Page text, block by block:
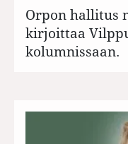
Orpon hallitus
kirjoittaa
kolumnissaan.